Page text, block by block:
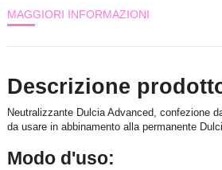
MAGGIORI INFORMAZIONI
Descrizione
Neutralizzante Dulcia Advanced, confezione
da usare in abbinamento alla permanente
Modo d'uso: